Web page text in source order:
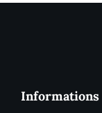
Informations